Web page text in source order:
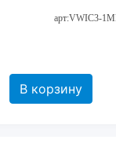
арт:VWIC3-
В корзину